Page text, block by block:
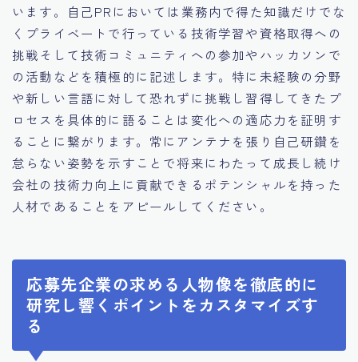
います。自己PRにおいては業務内で得た知識だけでな
くプライベートで行っている技術学習や資格取得への
挑戦そして技術コミュニティへの参加やハッカソンで
の活動などを積極的に記述します。特に未経験の分野
や新しい言語に対して恐れずに挑戦し習得してきたプ
ロセスを具体的に語ることは変化への適応力を証明す
ることに繋がります。常にアンテナを張り自己研鑽を
怠らない姿勢を示すことで将来にわたって成長し続け
会社の技術力向上に貢献できるポテンシャルを持った
人材であることをアピールしてください。
応募先企業の求める人物像を徹底的に
研究し響くポイントをカスタマイズす
る